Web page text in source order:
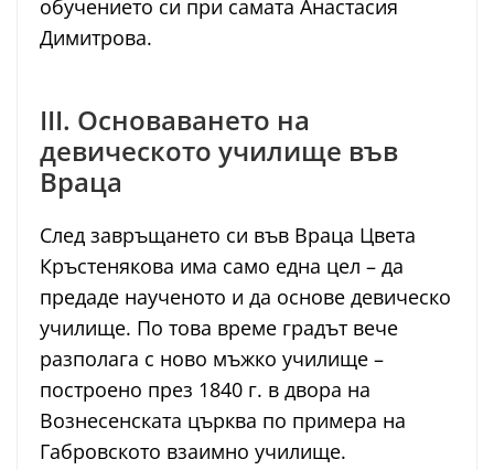
обучението си при самата Анастасия
Димитрова.
III. Основаването на
девическото училище във
Враца
След завръщането си във Враца Цвета
Кръстенякова има само една цел – да
предаде наученото и да основе девическо
училище. По това време градът вече
разполага с ново мъжко училище –
построено през 1840 г. в двора на
Вознесенската църква по примера на
Габровското взаимно училище.